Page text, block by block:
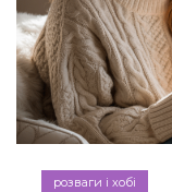
розваги і хобі